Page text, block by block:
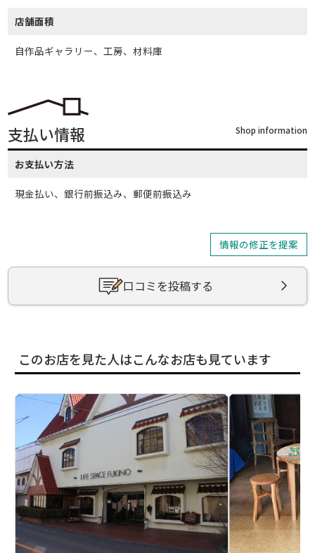
店舗面積
自作品ギャラリー、工房、材料庫
支払い情報 Shop information
お支払い方法
現金払い、銀行前振込み、郵便前振込み
情報の修正を提案
口コミを投稿する
このお店を見た人はこんなお店も見ています